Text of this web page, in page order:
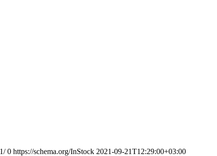
0 https://schema.org/InStock 2021-09-21T12:29:00+03:00